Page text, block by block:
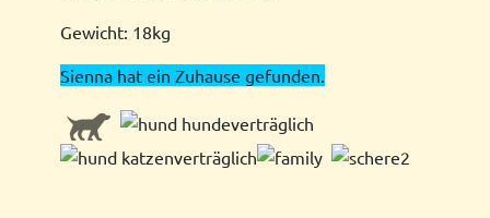
Gewicht: 18kg
Sienna hat ein Zuhause gefunden.